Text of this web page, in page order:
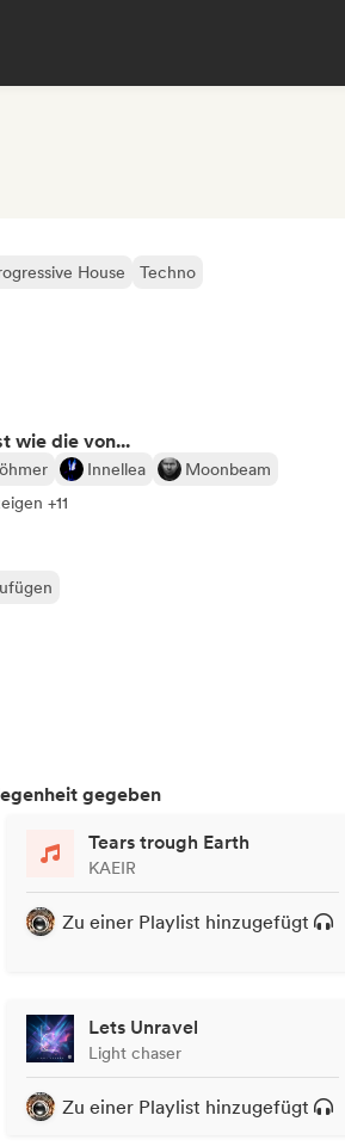
House Techno
wie die von...
Innellea
Moonbeam
+11
gegeben
Tears trough Earth
KAEIR
Zu einer Playlist hinzugefügt
Lets Unravel
Light chaser
Zu einer Playlist hinzugefügt